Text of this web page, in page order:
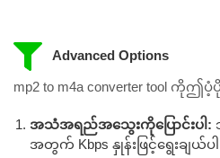
Advanced Options
mp2 to m4a converter tool ကိုဤ
အသံအရည်အသွေးကိုပြောင်းပါ:
အတွက် Kbps နှုန်းဖြင့်ရွေးချယ်ပါ